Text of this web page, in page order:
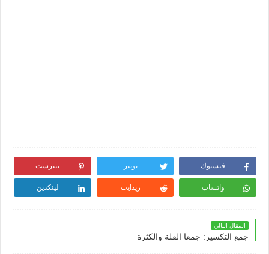
فيسبوك تويتر بنترست
واتساب ريدايت لينكدين
المقال التالي
جمع التكسير: جمعا القلة والكثرة